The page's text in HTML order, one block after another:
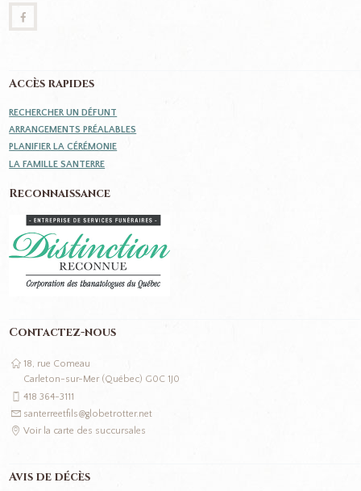
Accès rapides
RECHERCHER UN DÉFUNT
ARRANGEMENTS PRÉALABLES
PLANIFIER LA CÉRÉMONIE
LA FAMILLE SANTERRE
Reconnaissance
Contactez-nous
18, rue Comeau
Carleton-sur-Mer (Québec) G0C 1J0
418 364-3111
santerreetfils@globetrotter.net
Voir la carte des succursales
Avis de décès